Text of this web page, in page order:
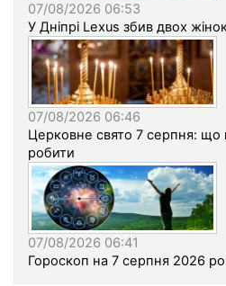
07/08/2026 06:53
У Дніпрі Lexus збив двох
07/08/2026 06:46
Церковне свято 7 серпня:
робити
07/08/2026 06:41
Гороскоп на 7 серпня 2026